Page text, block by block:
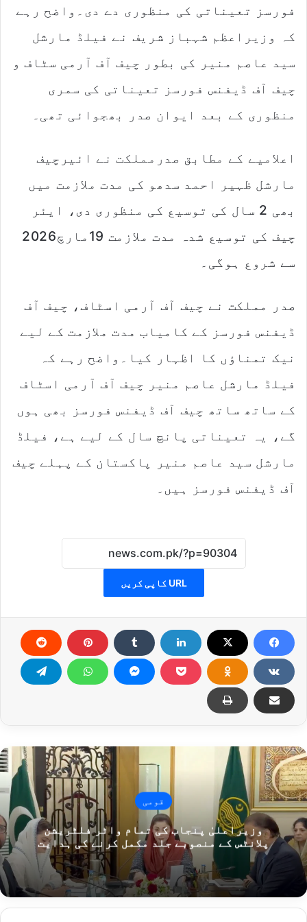
m
i
فورسز تعیناتی کی منظوری دے دی۔واضح رہے
کہ وزیراعظم شہباز شریف نے فیلڈ مارشل
سید عاصم منیر کی بطور چیف آف آرمی سٹاف و
چیف آف ڈیفنس فورسز تعیناتی کی سمری
منظوری کے بعد ایوان صدر بھجوائی تھی۔
اعلامیے کے مطابق صدرمملکت نے ائیرچیف
مارشل ظہیر احمد سدھو کی مدت ملازمت میں
بھی 2 سال کی توسیع کی منظوری دی، ایئر
چیف کی توسیع شدہ مدت ملازمت 19مارچ2026
سے شروع ہوگی۔
صدر مملکت نے چیف آف آرمی اسٹاف، چیف آف
ڈیفنس فورسز کے کامیاب مدت ملازمت کے لیے
نیک تمناؤں کا اظہار کیا۔واضح رہے کہ
فیلڈ مارشل عاصم منیر چیف آف آرمی اسٹاف
کے ساتھ ساتھ چیف آف ڈیفنس فورسز بھی ہوں
گے، یہ تعیناتی پانچ سال کے لیے ہے، فیلڈ
مارشل سید عاصم منیر پاکستان کے پہلے چیف
آف ڈیفنس فورسز ہیں۔
URL کاپی کریں
قومی
وزیراعلیٰ پنجاب کی تمام واٹر فلٹریشن
پلانٹس کے منصوبے جلد مکمل کرنے کی ہدایت